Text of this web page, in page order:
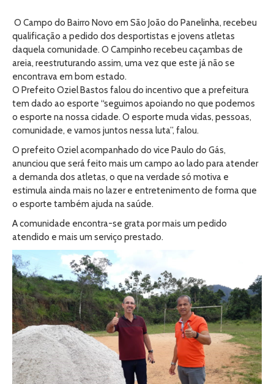
O Campo do Bairro Novo em São João do Panelinha, recebeu
qualificação a pedido dos desportistas e jovens atletas
daquela comunidade. O Campinho recebeu caçambas de
areia, reestruturando assim, uma vez que este já não se
encontrava em bom estado.
O Prefeito Oziel Bastos falou do incentivo que a prefeitura
tem dado ao esporte “seguimos apoiando no que podemos
o esporte na nossa cidade. O esporte muda vidas, pessoas,
comunidade, e vamos juntos nessa luta”, falou.
O prefeito Oziel acompanhado do vice Paulo do Gás,
anunciou que será feito mais um campo ao lado para atender
a demanda dos atletas, o que na verdade só motiva e
estimula ainda mais no lazer e entretenimento de forma que
o esporte também ajuda na saúde.
A comunidade encontra-se grata por mais um pedido
atendido e mais um serviço prestado.